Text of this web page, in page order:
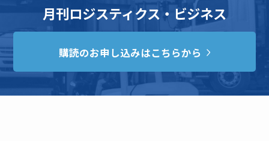
月刊ロジスティクス・ビジネス
購読のお申し込みはこちらから